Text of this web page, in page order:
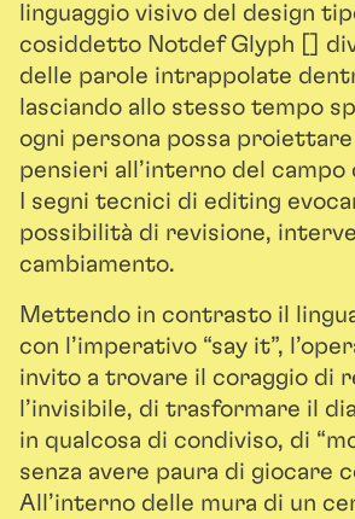
linguaggio visivo del design
cosiddetto Notdef Glyph []
delle parole intrappolate
lasciando allo stesso tempo
ogni persona possa
pensieri all’interno del
I segni tecnici di editing
possibilità di revisione,
cambiamento.
Mettendo in contrasto il
con l’imperativo “say it”,
invito a trovare il coraggio di
l’invisibile, di trasformare il
in qualcosa di condiviso, di
senza avere paura di giocare
All’interno delle mura di un